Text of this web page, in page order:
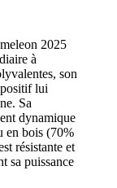
2025
à
son
lui
Sa
dynamique
en bois (70%
résistante et
sa puissance